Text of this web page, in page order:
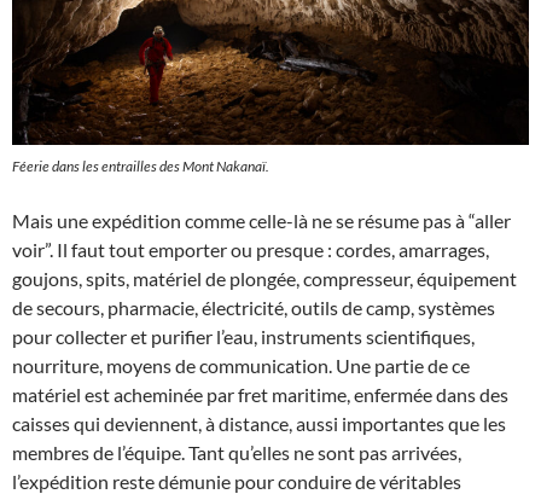
Féerie dans les entrailles des Mont Nakanaï.
Mais une expédition comme celle-là ne se résume pas à “aller
voir”. Il faut tout emporter ou presque : cordes, amarrages,
goujons, spits, matériel de plongée, compresseur, équipement
de secours, pharmacie, électricité, outils de camp, systèmes
pour collecter et purifier l’eau, instruments scientifiques,
nourriture, moyens de communication. Une partie de ce
matériel est acheminée par fret maritime, enfermée dans des
caisses qui deviennent, à distance, aussi importantes que les
membres de l’équipe. Tant qu’elles ne sont pas arrivées,
l’expédition reste démunie pour conduire de véritables